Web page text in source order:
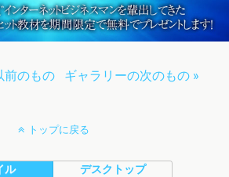
前のもの ギャラリーの次のもの »
トップに戻る
ル デスクトップ